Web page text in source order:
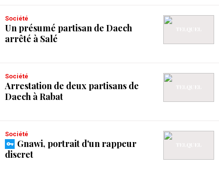
Société
Un présumé partisan de Daech
arrêté à Salé
Société
Arrestation de deux partisans de
Daech à Rabat
Société
Gnawi, portrait d'un rappeur
discret